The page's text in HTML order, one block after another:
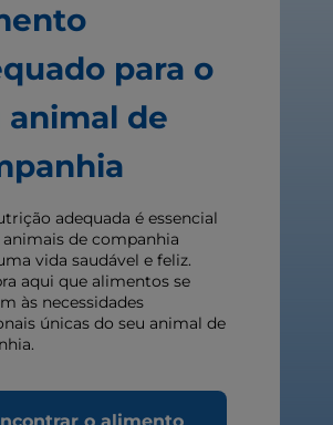
para o
animal de
adequada é essencial
animais de companhia
vida saudável e feliz.
aqui que alimentos se
às necessidades
únicas do seu animal de